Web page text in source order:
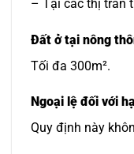
– Tại các thị trấn
Đất ở tại nông
Tối đa 300m².
Ngoại lệ đối với
Quy định này